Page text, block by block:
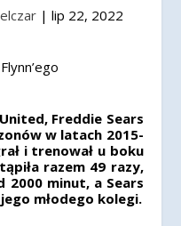
| lip 22, 2022
Freddie Sears
w latach 2015-
i trenował u boku
razem 49 razy,
2000 minut, a Sears
młodego kolegi.